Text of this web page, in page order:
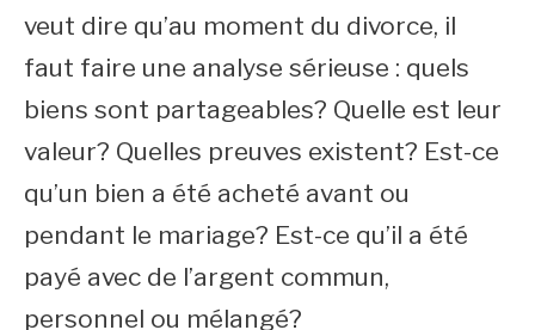
veut dire qu’au moment du divorce, il
faut faire une analyse sérieuse : quels
biens sont partageables? Quelle est leur
valeur? Quelles preuves existent? Est-ce
qu’un bien a été acheté avant ou
pendant le mariage? Est-ce qu’il a été
payé avec de l’argent commun,
personnel ou mélangé?